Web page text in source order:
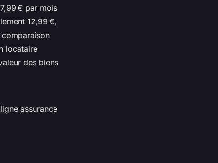
€ par mois
12,99 €,
comparaison
locataire
des biens
assurance